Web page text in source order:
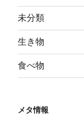
未分類
生き物
食べ物
メタ情報